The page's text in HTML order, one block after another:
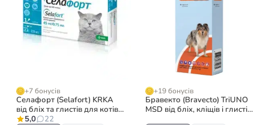
+7 бонусів
Селафорт (Selafort) KRKA
від бліх та глистів для котів,
1 піпетка
5,0 22
+19 бонусів
Бравекто (Bravecto) TriUNO
MSD від бліх, кліщів і глистів